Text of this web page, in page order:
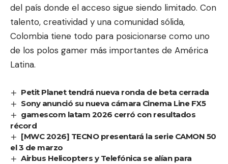
del país donde el acceso sigue siendo limitado. Con
talento, creatividad y una comunidad sólida,
Colombia tiene todo para posicionarse como uno
de los polos gamer más importantes de América
Latina.
Petit Planet tendrá nueva ronda de beta cerrada
Sony anunció su nueva cámara Cinema Line FX5
gamescom latam 2026 cerró con resultados
récord
[MWC 2026] TECNO presentará la serie CAMON 50
el 3 de marzo
Airbus Helicopters y Telefónica se alían para